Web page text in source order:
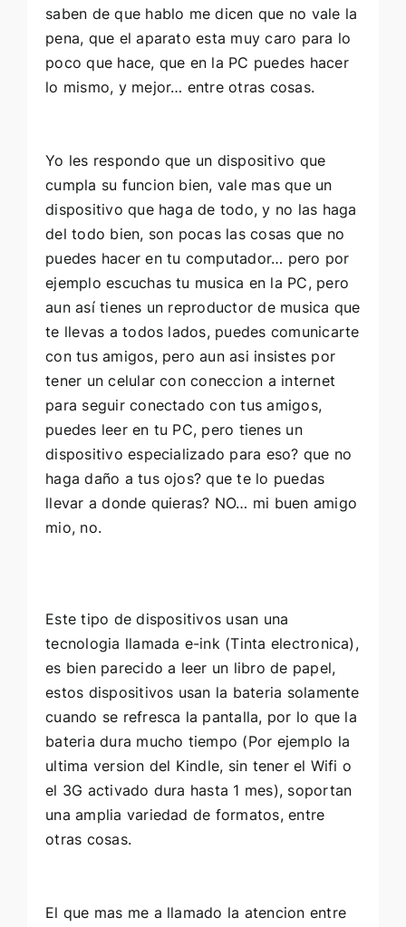
saben de que hablo me dicen que no vale la
pena, que el aparato esta muy caro para lo
poco que hace, que en la PC puedes hacer
lo mismo, y mejor… entre otras cosas.
Yo les respondo que un dispositivo que
cumpla su funcion bien, vale mas que un
dispositivo que haga de todo, y no las haga
del todo bien, son pocas las cosas que no
puedes hacer en tu computador… pero por
ejemplo escuchas tu musica en la PC, pero
aunasítienes un reproductor de musica que
te llevas a todos lados, puedes comunicarte
con tus amigos, pero aun asi insistes por
tener un celular con coneccion a internet
para seguir conectado con tus amigos,
puedes leer en tu PC, pero tienes un
dispositivo especializado para eso? que no
haga daño a tus ojos? que te lo puedas
llevar a donde quieras? NO… mi buen amigo
mio, no.
Este tipo de dispositivos usan una
tecnologia llamada e-ink (Tinta electronica),
es bien parecido a leer un libro de papel,
estos dispositivos usan la bateria solamente
cuando se refresca la pantalla, por lo que la
bateria dura mucho tiempo (Por ejemplo la
ultima version del Kindle, sin tener el Wifi o
el 3G activado dura hasta 1 mes), soportan
una amplia variedad de formatos, entre
otras cosas.
El que mas me a llamado la atencion entre